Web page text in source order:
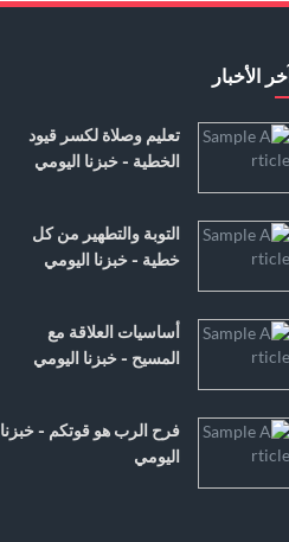
آخر الأخبار
تعليم وصلاة لكسر قيود
الخطية - خبزنا اليومي
التوبة والتطهير من كل
خطية - خبزنا اليومي
أساسيات العلاقة مع
المسيح - خبزنا اليومي
فرح الرب هو قوتكم - خبزنا
اليومي